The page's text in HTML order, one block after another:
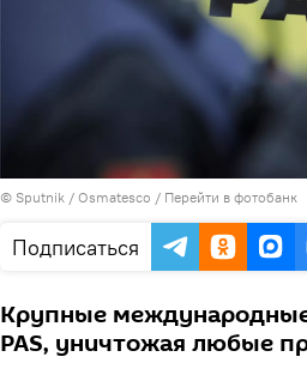
© Sputnik / Osmatesco / Перейти в фотобанк
Подписаться
Крупные
PAS, уничтожая любые